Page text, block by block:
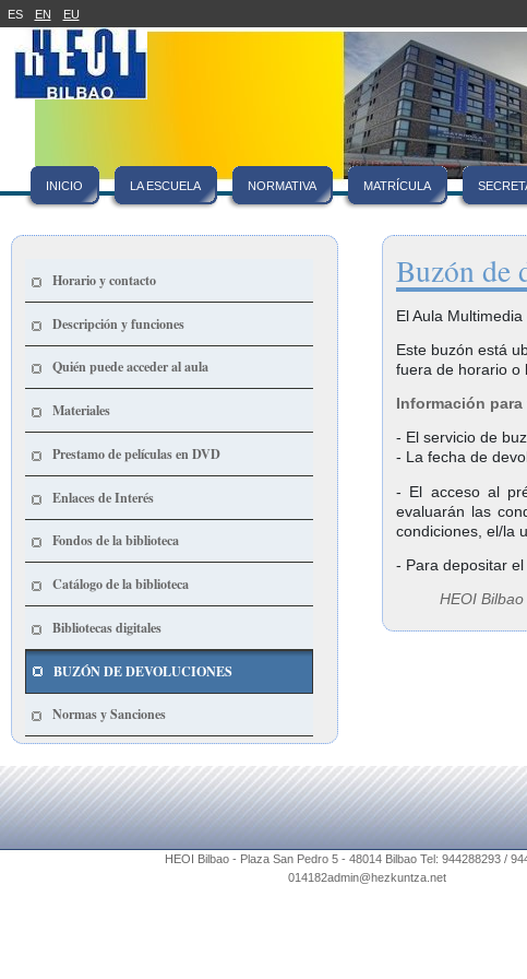
ES EN EU
INICIO LA ESCUELA NORMATIVA MATRÍCULA
Horario y contacto
Descripción y funciones
Quién puede acceder al aula
Materiales
Prestamo de películas en DVD
Enlaces de Interés
Fondos de la biblioteca
Catálogo de la biblioteca
Bibliotecas digitales
BUZÓN DE DEVOLUCIONES
Normas y Sanciones
Buzón de
El Aula
Este buzón está
fuera de horario o
Información
- El servicio de
- La fecha de
- El acceso al
evaluarán las
condiciones, el/
- Para depositar
HEOI